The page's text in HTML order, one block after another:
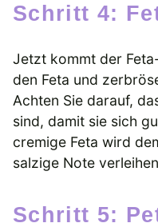
Schritt 4:
Jetzt kommt der
den Feta und
Achten Sie darauf,
sind, damit sie sich
cremige Feta wird
salzige Note
Schritt 5: